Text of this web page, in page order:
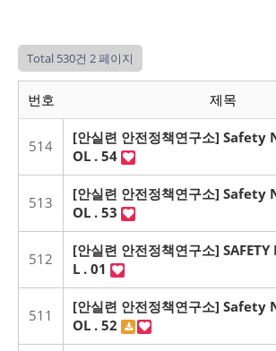
Total 530건 2 페이지
번호 제목
514
[안실련 안전정책연구소]
OL . 54
513
[안실련 안전정책연구소]
OL . 53
512
[안실련 안전정책연구소] SAFETY
L . 01
511
[안실련 안전정책연구소]
OL . 52